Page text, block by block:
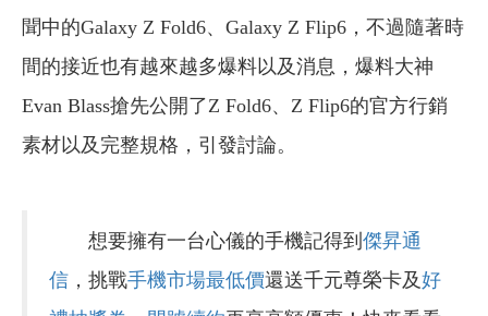
聞中的Galaxy Z Fold6、Galaxy Z Flip6，不過隨著時
間的接近也有越來越多爆料以及消息，爆料大神
Evan Blass搶先公開了Z Fold6、Z Flip6的官方行銷
素材以及完整規格，引發討論。
想要擁有一台心儀的手機記得到 傑昇通
信 ，挑戰手機市場最低價還送千元尊榮卡及好